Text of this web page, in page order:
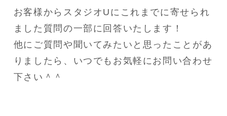
お客様からスタジオUにこれまでに寄せられ
ました質問の一部に回答いたします！
他にご質問や聞いてみたいと思ったことがあ
りましたら、いつでもお気軽にお問い合わせ
下さい＾＾